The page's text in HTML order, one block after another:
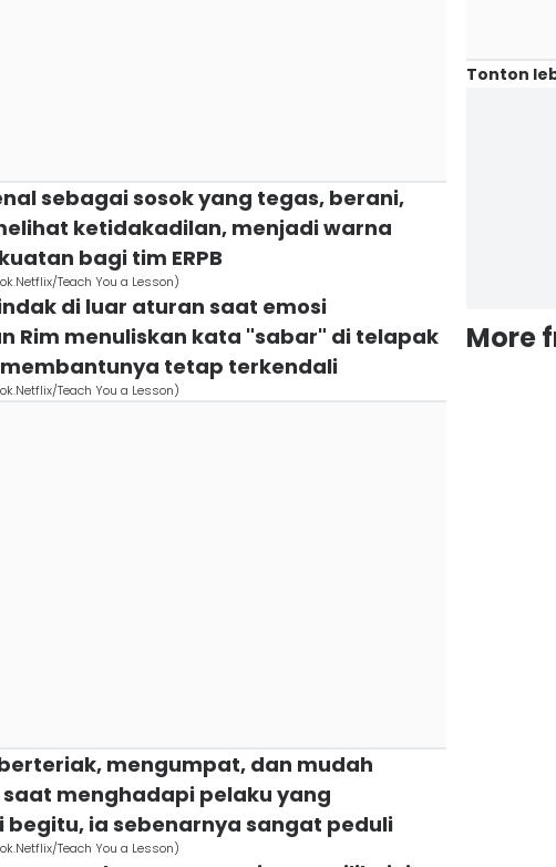
sebagai sosok yang tegas, berani,
ketidakadilan, menjadi warna
bagi tim ERPB
Teach You a Lesson)
di luar aturan saat emosi
Rim menuliskan kata "sabar" di telapak
tetap terkendali
Teach You a Lesson)
mengumpat, dan mudah
menghadapi pelaku yang
begitu, ia sebenarnya sangat peduli
Teach You a Lesson)
Tonton
More